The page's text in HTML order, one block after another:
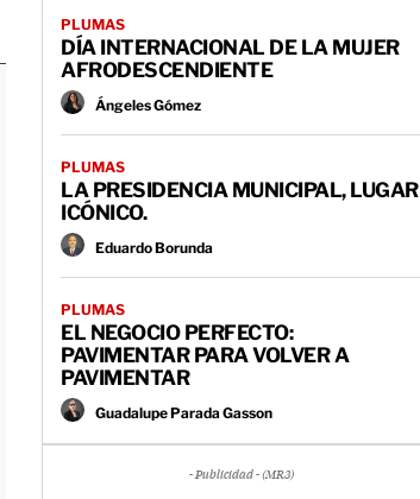
PLUMAS
DÍA INTERNACIONAL DE LA MUJER
AFRODESCENDIENTE
Ángeles Gómez
PLUMAS
LA PRESIDENCIA MUNICIPAL, LUGAR
ICÓNICO.
Eduardo Borunda
PLUMAS
EL NEGOCIO PERFECTO:
PAVIMENTAR PARA VOLVER A
PAVIMENTAR
Guadalupe Parada Gasson
- Publicidad - (MR3)